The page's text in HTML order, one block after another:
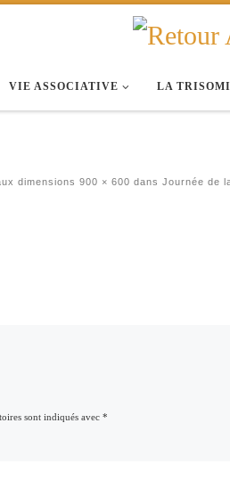
VIE ASSOCIATIVE LA
dimensions 900 × 600 dans Journée de
sont indiqués avec *